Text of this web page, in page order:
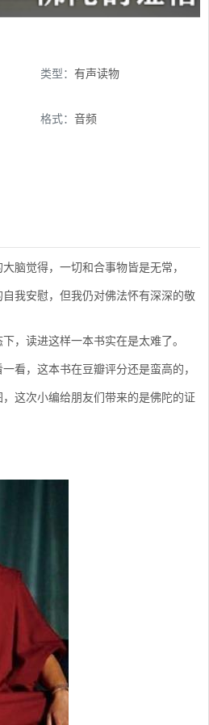
类型： 有声读物
格式： 音频
脑觉得，一切和合事物皆是无常，
我安慰，但我仍对佛法怀有深深的敬
，读进这样一本书实在是太难了。
看，这本书在豆瓣评分还是蛮高的，
这次小编给朋友们带来的是佛陀的证